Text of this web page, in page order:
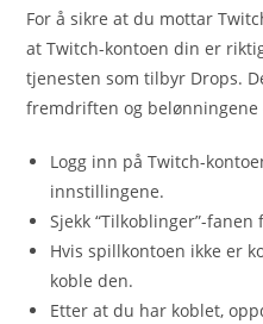
For å sikre at du mottar
at Twitch-kontoen din er
tjenesten som tilbyr Drops.
fremdriften og belønningene
Logg inn på Twitch-
innstillingene.
Sjekk “Tilkoblinger”-
Hvis spillkontoen ikke er
koble den.
Etter at du har koblet,